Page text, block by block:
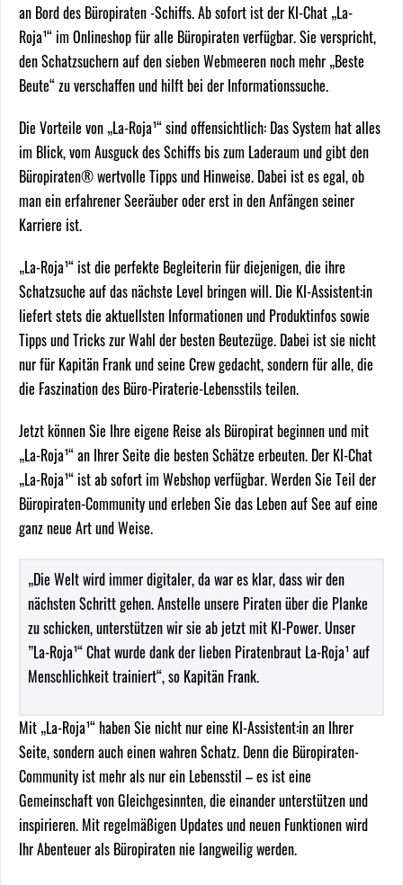
an Bord des Büropiraten -Schiffs. Ab sofort ist der KI-Chat „La-
Roja¹“ im Onlineshop für alle Büropiraten verfügbar. Sie verspricht,
den Schatzsuchern auf den sieben Webmeeren noch mehr „Beste
Beute“ zu verschaffen und hilft bei der Informationssuche.
Die Vorteile von „La-Roja¹“ sind offensichtlich: Das System hat alles
im Blick, vom Ausguck des Schiffs bis zum Laderaum und gibt den
Büropiraten® wertvolle Tipps und Hinweise. Dabei ist es egal, ob
man ein erfahrener Seeräuber oder erst in den Anfängen seiner
Karriere ist.
„La-Roja¹“ ist die perfekte Begleiterin für diejenigen, die ihre
Schatzsuche auf das nächste Level bringen will. Die KI-Assistent:in
liefert stets die aktuellsten Informationen und Produktinfos sowie
Tipps und Tricks zur Wahl der besten Beutezüge. Dabei ist sie nicht
nur für Kapitän Frank und seine Crew gedacht, sondern für alle, die
die Faszination des Büro-Piraterie-Lebensstils teilen.
Jetzt können Sie Ihre eigene Reise als Büropirat beginnen und mit
„La-Roja¹“ an Ihrer Seite die besten Schätze erbeuten. Der KI-Chat
„La-Roja¹“ ist ab sofort im Webshop verfügbar. Werden Sie Teil der
Büropiraten-Community und erleben Sie das Leben auf See auf eine
ganz neue Art und Weise.
„Die Welt wird immer digitaler, da war es klar, dass wir den
nächsten Schritt gehen. Anstelle unsere Piraten über die Planke
zu schicken, unterstützen wir sie ab jetzt mit KI-Power. Unser
”La-Roja¹“ Chat wurde dank der lieben Piratenbraut La-Roja¹ auf
Menschlichkeit trainiert“, so Kapitän Frank.
Mit „La-Roja¹“ haben Sie nicht nur eine KI-Assistent:in an Ihrer
Seite, sondern auch einen wahren Schatz. Denn die Büropiraten-
Community ist mehr als nur ein Lebensstil – es ist eine
Gemeinschaft von Gleichgesinnten, die einander unterstützen und
inspirieren. Mit regelmäßigen Updates und neuen Funktionen wird
Ihr Abenteuer als Büropiraten nie langweilig werden.